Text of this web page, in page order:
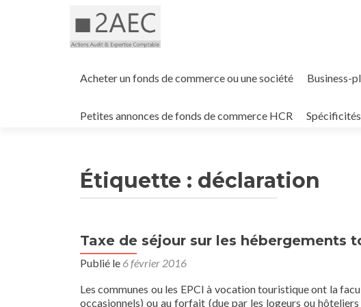
au
Acheter un fonds de commerce ou une société Business-
Petites annonces de fonds de commerce HCR
Étiquette : déclaration
Taxe de séjour sur les hébergements
Publié le 6 février 2016
Les communes ou les EPCI à vocation touristique ont la
occasionnels) ou au forfait (due par les logeurs ou